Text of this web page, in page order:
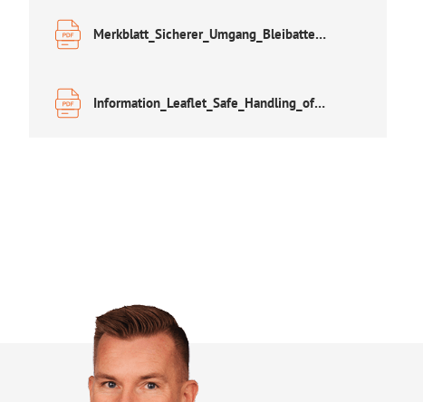
Merkblatt_Sicherer_Umgang_Bleibatterien.pdf
Information_Leaflet_Safe_Handling_of_Lead_Acid_Accumulators.pdf